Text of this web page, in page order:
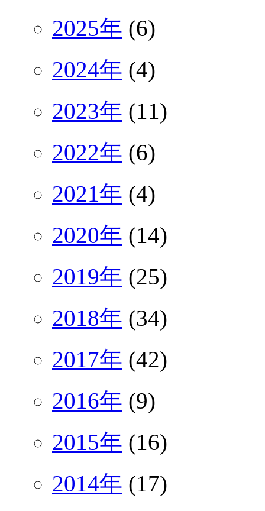
2025年 (6)
2024年 (4)
2023年 (11)
2022年 (6)
2021年 (4)
2020年 (14)
2019年 (25)
2018年 (34)
2017年 (42)
2016年 (9)
2015年 (16)
2014年 (17)